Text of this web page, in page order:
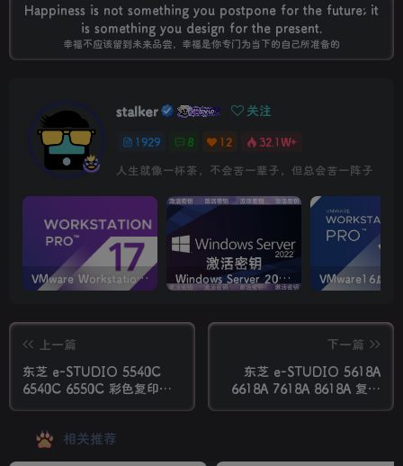
Happiness is not something you postpone for the future; it
is something you design for the present.
幸福不应该留到未来品尝，幸福是你专门为当下的自己所准备的
stalker 关注
1929 8 12
32.1W+
人生就像一杯茶，不会苦一辈子，但总会苦一阵子
VMware Workstation PRO v17.6.4 正式版_虚拟机(带激活密钥) Windows Server 2022激活密钥 2024 5月更新
上一篇
东芝 e-STUDIO 5540C
6540C 6550C 彩色复印机
下一篇
东芝 e-STUDIO 5618A
6618A 7618A 8618A 复印
相关推荐